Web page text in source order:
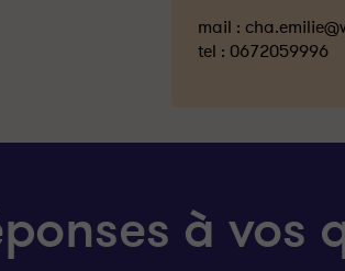
mail :
tel : 0672059996
à vos